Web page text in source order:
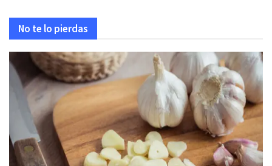
No te lo pierdas